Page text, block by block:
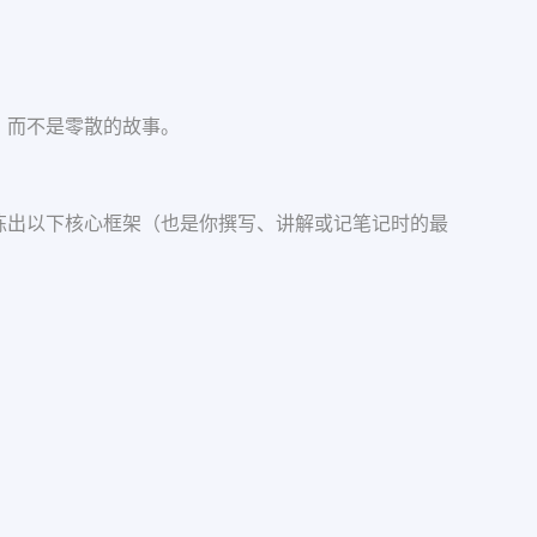
不是零散的故事。
以下核心框架（也是你撰写、讲解或记笔记时的最